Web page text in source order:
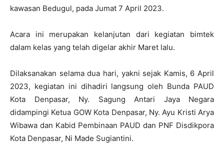
kawasan Bedugul, pada Jumat 7 April 2023.
Acara ini merupakan kelanjutan dari kegiatan bimtek
dalam kelas yang telah digelar akhir Maret lalu.
Dilaksanakan selama dua hari, yakni sejak Kamis, 6 April
2023, kegiatan ini dihadiri langsung oleh Bunda PAUD
Kota Denpasar, Ny. Sagung Antari Jaya Negara
didampingi Ketua GOW Kota Denpasar, Ny. Ayu Kristi Arya
Wibawa dan Kabid Pembinaan PAUD dan PNF Disdikpora
Kota Denpasar, Ni Made Sugiantini.